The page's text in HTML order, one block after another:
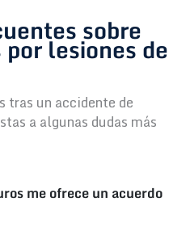
sobre
lesiones de
tras un accidente de
a algunas dudas más
me ofrece un acuerdo